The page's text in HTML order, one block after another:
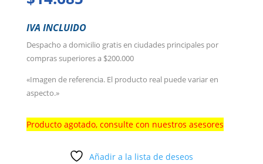
IVA INCLUIDO
Despacho a domicilio gratis en ciudades principales por
compras superiores a $200.000
«Imagen de referencia. El producto real puede variar en
aspecto.»
Producto agotado, consulte con nuestros asesores
Añadir a la lista de deseos